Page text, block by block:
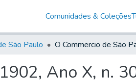
Comunidades & Coleções
São Paulo
Ano X, n.